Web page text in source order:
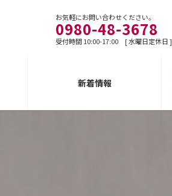
お気軽にお問い合わせください。
0980-48-3678
受付時間 10:00-17:00 [ 水曜日定休日 ]
新着情報